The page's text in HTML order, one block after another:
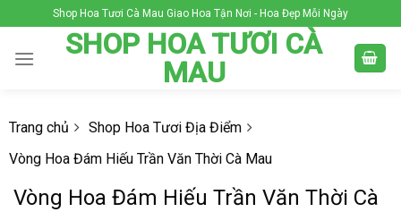
to
content
Shop Hoa Tươi Cà Mau Giao Hoa Tận Nơi - Hoa Đẹp Mỗi Ngày
SHOP HOA TƯƠI CÀ
MAU
Trang chủ
Shop Hoa Tươi Địa Điểm
Vòng Hoa Đám Hiếu Trần Văn Thời Cà Mau
Vòng Hoa Đám Hiếu Trần Văn Thời Cà